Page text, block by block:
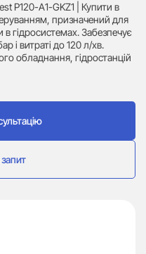
P120-A1-GKZ1 | Купити в
призначений для
гідросистемах. Забезпечує
і витраті до 120 л/хв.
обладнання, гідростанцій